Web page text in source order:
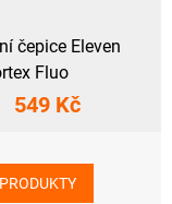
čepice Eleven
Fluo
549 Kč